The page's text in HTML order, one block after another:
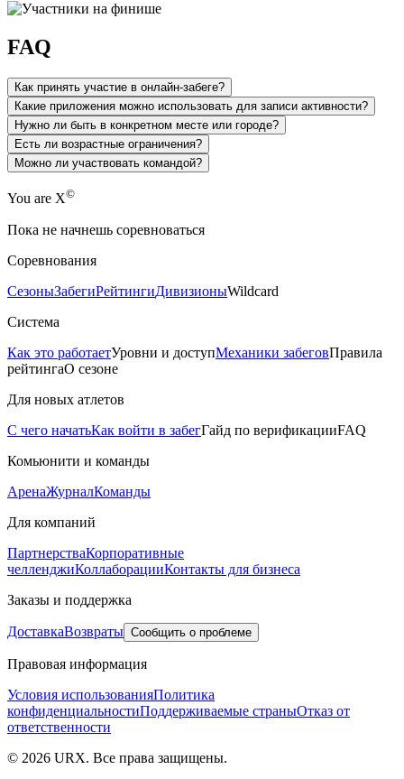
FAQ
Как принять участие в онлайн-забеге?
Какие приложения можно использовать для записи активности?
Нужно ли быть в конкретном месте или городе?
Есть ли возрастные ограничения?
Можно ли участвовать командой?
You are X©
Пока не начнешь соревноваться
Соревнования
СезоныЗабегиРейтингиДивизионыWildcard
Система
Как это работаетУровни и доступМеханики забеговПравила
рейтингаО сезоне
Для новых атлетов
С чего начатьКак войти в забегГайд по верификацииFAQ
Комьюнити и команды
АренаЖурналКоманды
Для компаний
ПартнерстваКорпоративные
челленджиКоллаборацииКонтакты для бизнеса
Заказы и поддержка
ДоставкаВозвраты Сообщить о проблеме
Правовая информация
Условия использованияПолитика
конфиденциальностиПоддерживаемые страныОтказ от
ответственности
© 2026 URX. Все права защищены.